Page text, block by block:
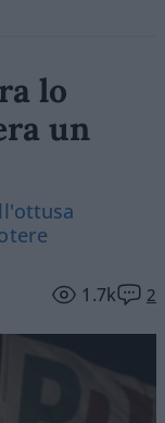
lo
un
1.7k 2